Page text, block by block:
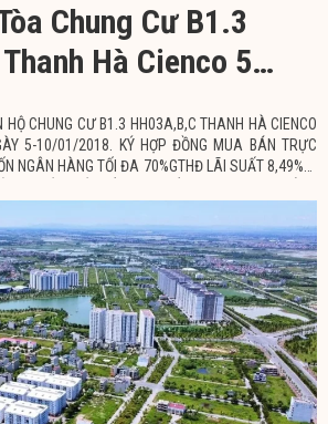
Chung Cư B1.3
Hà Cienco 5
2018
CHUNG CƯ B1.3 HH03A,B,C THANH HÀ CIENCO
5-10/01/2018. KÝ HỢP ĐỒNG MUA BÁN TRỰC
NGÂN HÀNG TỐI ĐA 70%GTHĐ LÃI SUẤT 8,49%/2